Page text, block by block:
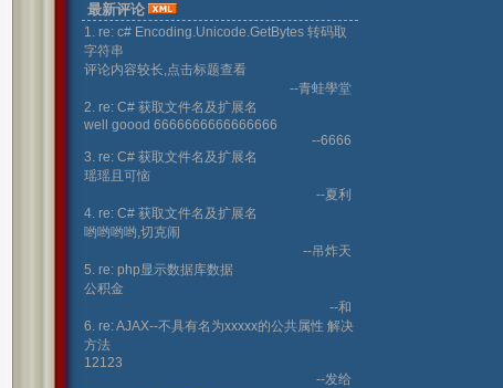
最新评论
1. re: c# Encoding.Unicode.GetBytes 转码取
字符串
评论内容较长,点击标题查看
--青蛙學堂
2. re: C# 获取文件名及扩展名
well goood 6666666666666666
--6666
3. re: C# 获取文件名及扩展名
瑶瑶且可恼
--夏利
4. re: C# 获取文件名及扩展名
哟哟哟哟,切克闹
--吊炸天
5. re: php显示数据库数据
公积金
--和
6. re: AJAX--不具有名为xxxxx的公共属性 解决
方法
12123
--发给